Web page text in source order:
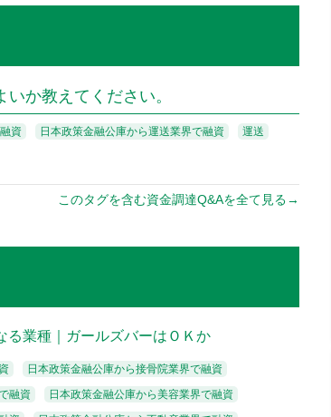
か教えてください。
資 日本政策金融公庫から運送業界で融資
運送
このタグを含む資金調達Q&Aを全て見る→
る業種｜ガールズバーはＯＫか
日本政策金融公庫から接骨院業界で融資
融資
日本政策金融公庫から美容業界で融資